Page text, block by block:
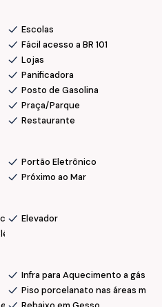
gerador para áreas
a 250 mts do mar e fácil
e BR 101.
com a nossa Equipe, agende
Escolas
Fácil acesso a BR 101
Lojas
Panificadora
Posto de Gasolina
Praça/Parque
Restaurante
Portão Eletrônico
Próximo ao Mar
Elevador
de carros
Infra para Aquecimento a gás
Piso porcelanato nas áreas